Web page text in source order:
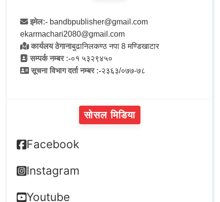
इमेल:- bandbpublisher@gmail.com
ekarmachari2080@gmail.com
कार्यलय ठेगानाबुढानिलकण्ठ नपा 8 मण्डिखाटार
सम्पर्क नम्बर :-०१ ५३२९४५०
सूचना विभाग दर्ता नम्बर :-२३६३/०७७-७८
सोसल मिडिया
Facebook
Instagram
Youtube